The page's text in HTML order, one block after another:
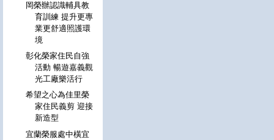
岡榮辦認識輔具教
育訓練 提升更專
業更舒適照護環
境
彰化榮家住民自強
活動 暢遊嘉義觀
光工廠樂活行
希望之心為佳里榮
家住民義剪 迎接
新造型
宜蘭榮服處中橫宜